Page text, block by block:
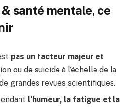
santé mentale, ce
pas un facteur majeur et
ou de suicide à l’échelle de la
grandes revues scientifiques.
l’humeur, la fatigue et la